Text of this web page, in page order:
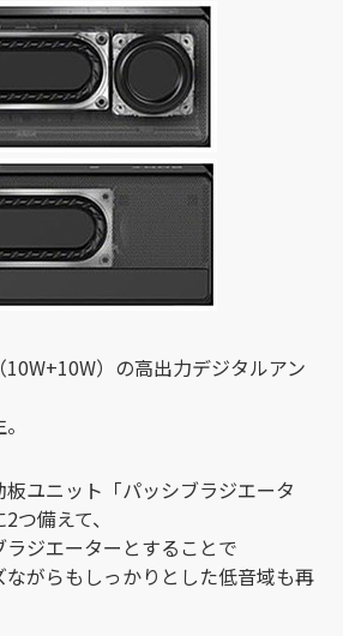
）の高出力デジタルアン
ユニット「パッシブラジエータ
つ備えて、
ジエーターとすることで
がらもしっかりとした低音域も再